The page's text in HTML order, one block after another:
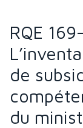
RQE
de
du